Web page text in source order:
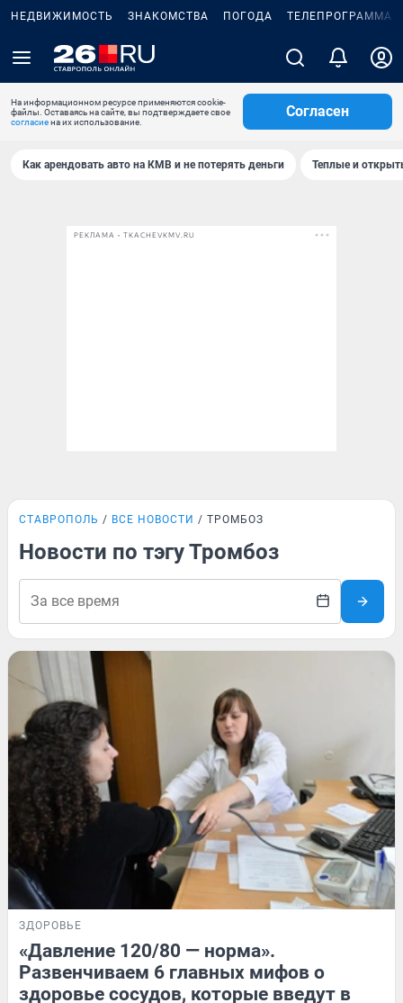
НЕДВИЖИМОСТЬ ЗНАКОМСТВА ПОГОДА ТЕЛЕПРОГРАММА
На информационном ресурсе применяются cookie-
файлы. Оставаясь на сайте, вы подтверждаете свое
согласиена их использование.
Согласен
Как арендовать авто на КМВ и не потерять деньги Теплые и
РЕКЛАМА • TKACHEVKMV.RU
СТАВРОПОЛЬ ВСЕ НОВОСТИ ТРОМБОЗ
Новости по тэгу Тромбоз
ЗДОРОВЬЕ
«Давление 120/80 — норма».
Развенчиваем 6 главных мифов о
здоровье сосудов, которые введут в